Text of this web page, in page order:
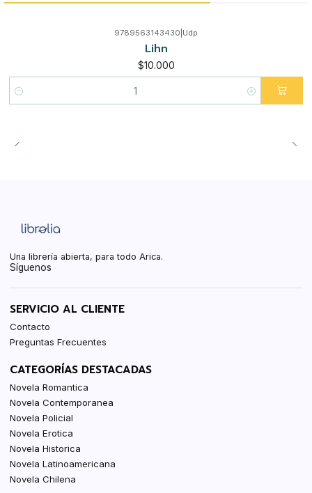
9789563143430 Udp
Lihn
$10.000
Cantidad
Una librería abierta, para todo Arica.
Síguenos
SERVICIO AL CLIENTE
Contacto
Preguntas Frecuentes
CATEGORÍAS DESTACADAS
Novela Romantica
Novela Contemporanea
Novela Policial
Novela Erotica
Novela Historica
Novela Latinoamericana
Novela Chilena